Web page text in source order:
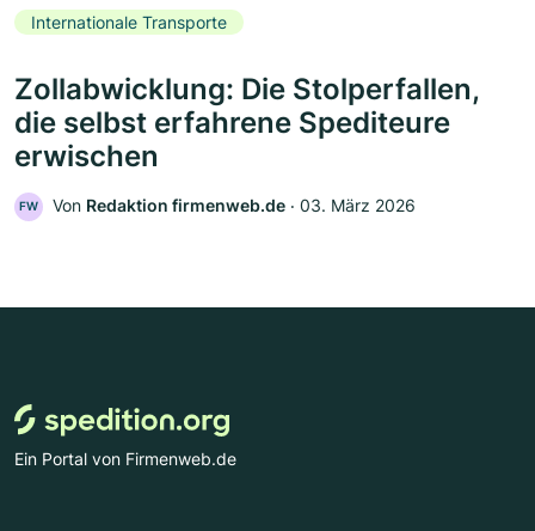
Internationale Transporte
Zollabwicklung: Die Stolperfallen,
die selbst erfahrene Spediteure
erwischen
FW Von Redaktion firmenweb.de ‧ 03. März 2026
Ein Portal von Firmenweb.de